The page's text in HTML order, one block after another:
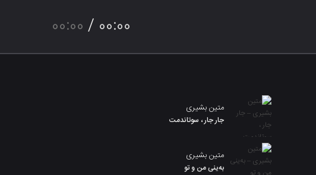
00:00 / 00:00
متین بشیری
جار جار ، سوتاندمت
متین بشیری
بەینی من و تو